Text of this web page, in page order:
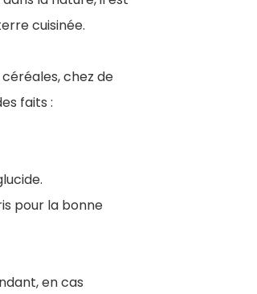
cuisinée.
chez de
faits :
pour la bonne
en cas